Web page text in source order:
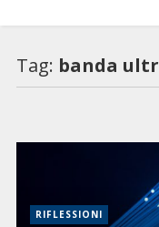
Tag: banda
RIFLESSIONI